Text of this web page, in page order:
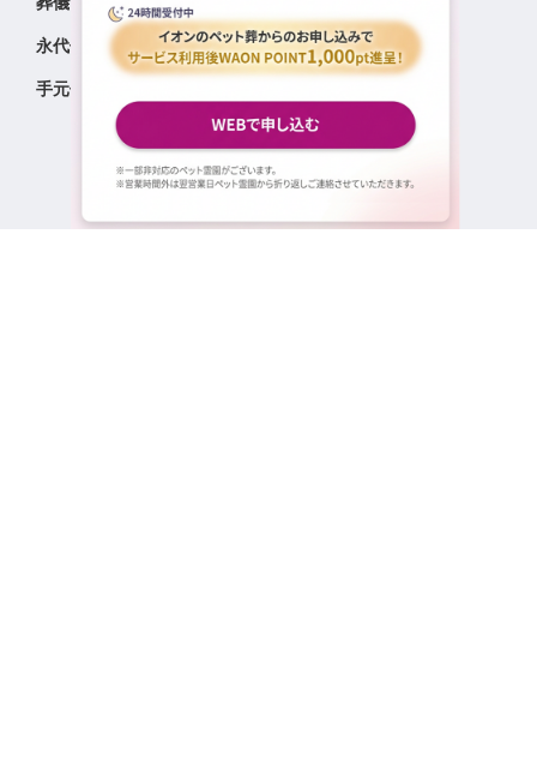
永代供養のご案内
手元供養のご案内
会社概要|プライバシーポリシー